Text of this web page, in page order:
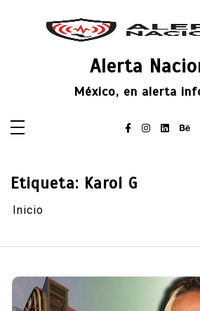
Alerta
México, en alerta
Etiqueta: Karol G
Inicio